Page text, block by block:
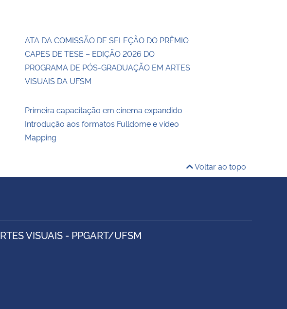
ATA DA COMISSÃO DE SELEÇÃO DO PRÊMIO
CAPES DE TESE – EDIÇÃO 2026 DO
PROGRAMA DE PÓS-GRADUAÇÃO EM ARTES
VISUAIS DA UFSM
Primeira capacitação em cinema expandido –
Introdução aos formatos Fulldome e vídeo
Mapping
Voltar ao topo
VISUAIS - PPGART/UFSM